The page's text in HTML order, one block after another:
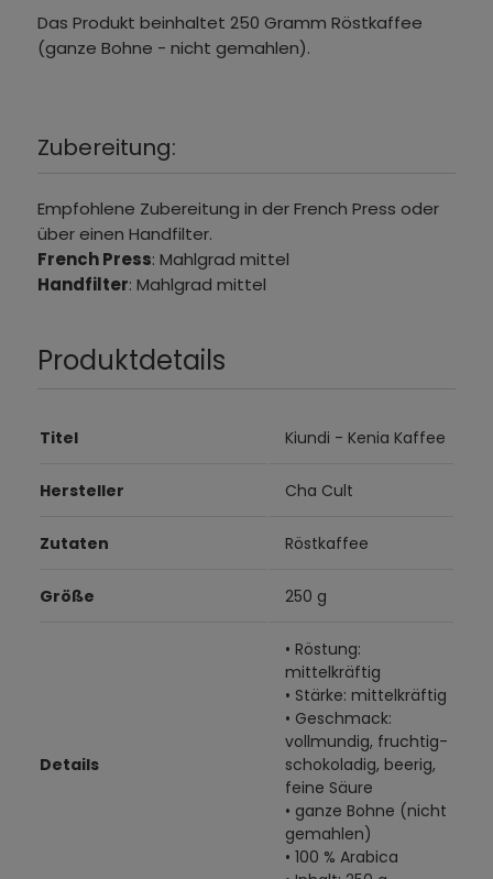
Das Produkt beinhaltet 250 Gramm Röstkaffee
(ganze Bohne - nicht gemahlen).
Zubereitung:
Empfohlene Zubereitung in der French Press oder
über einen Handfilter.
French Press: Mahlgrad mittel
Handfilter: Mahlgrad mittel
Produktdetails
Titel Kiundi - Kenia Kaffee
Hersteller Cha Cult
Zutaten Röstkaffee
Größe 250 g
Details
• Röstung:
mittelkräftig
• Stärke: mittelkräftig
• Geschmack:
vollmundig, fruchtig-
schokoladig, beerig,
feine Säure
• ganze Bohne (nicht
gemahlen)
• 100 % Arabica